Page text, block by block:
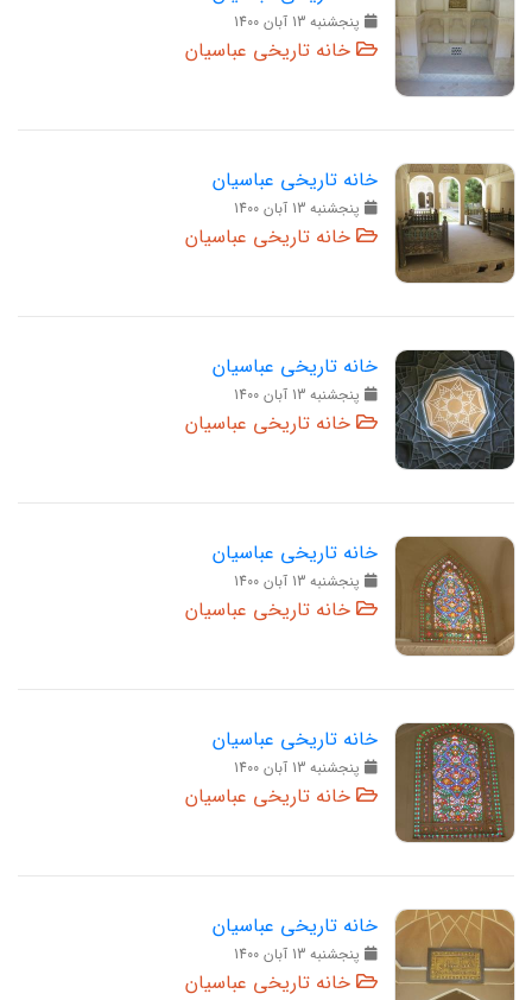
پنجشنبه 13 آبان 1400
خانه تاریخی عباسیان
خانه تاریخی عباسیان
پنجشنبه 13 آبان 1400
خانه تاریخی عباسیان
خانه تاریخی عباسیان
پنجشنبه 13 آبان 1400
خانه تاریخی عباسیان
خانه تاریخی عباسیان
پنجشنبه 13 آبان 1400
خانه تاریخی عباسیان
خانه تاریخی عباسیان
پنجشنبه 13 آبان 1400
خانه تاریخی عباسیان
خانه تاریخی عباسیان
پنجشنبه 13 آبان 1400
خانه تاریخی عباسیان